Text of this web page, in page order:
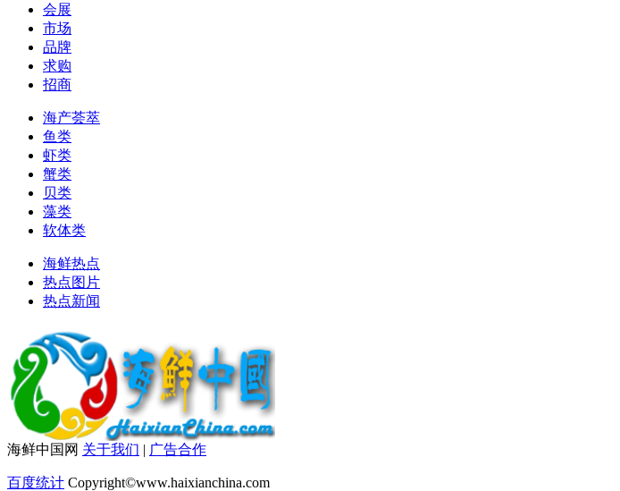
会展
市场
品牌
求购
招商
海产荟萃
鱼类
虾类
蟹类
贝类
藻类
软体类
海鲜热点
热点图片
热点新闻
海鲜中国网 关于我们 | 广告合作
百度统计 Copyright©www.haixianchina.com